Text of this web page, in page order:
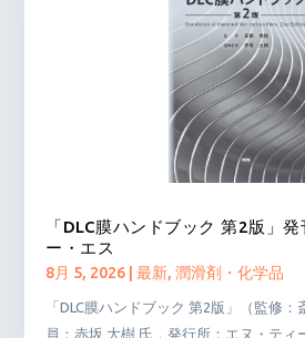
「DLC膜ハンドブック 第2版」
ー・エス
8月 5, 2026 |最新,潤滑剤・化学品
「DLC膜ハンドブック 第2版」（監修
員：赤坂 大樹 氏，発行所：エヌ・ティ